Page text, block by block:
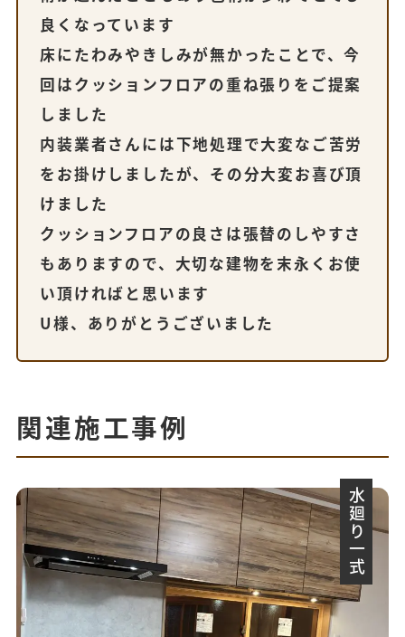
良くなっています
床にたわみやきしみが無かったことで、今
回はクッションフロアの重ね張りをご提案
しました
内装業者さんには下地処理で大変なご苦労
をお掛けしましたが、その分大変お喜び頂
けました
クッションフロアの良さは張替のしやすさ
もありますので、大切な建物を末永くお使
い頂ければと思います
U様、ありがとうございました
関連施工事例
水廻り一式